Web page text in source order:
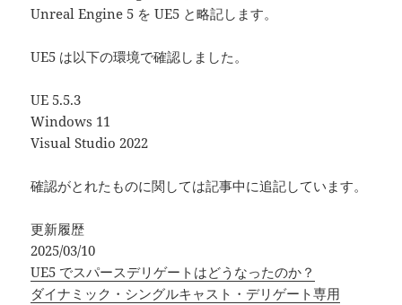
Unreal Engine 5 を UE5 と略記します。
UE5 は以下の環境で確認しました。
UE 5.5.3
Windows 11
Visual Studio 2022
確認がとれたものに関しては記事中に追記しています。
更新履歴
2025/03/10
UE5 でスパースデリゲートはどうなったのか？
ダイナミック・シングルキャスト・デリゲート専用